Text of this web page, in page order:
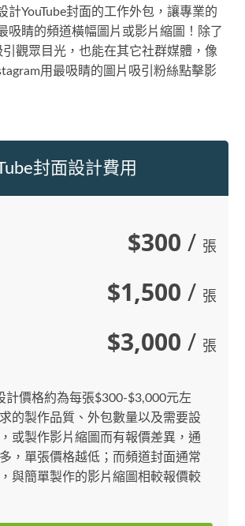
計YouTube封面的工作外包，讓專業的
吸睛的頻道橫幅圖片或影片縮圖！除了
引觀眾目光，也能在其它社群媒體，像
用最吸睛的圖片吸引粉絲點擊影
封面設計費用
$300 / 張
$1,500 / 張
$3,000 / 張
計價格約為每張$300-$3,000元左
的製作品質、外包數量以及需要設
或製作影片縮圖而有報價差異，通
，單張價格越低；而頻道封面通常
與簡單製作的影片縮圖相較報價較